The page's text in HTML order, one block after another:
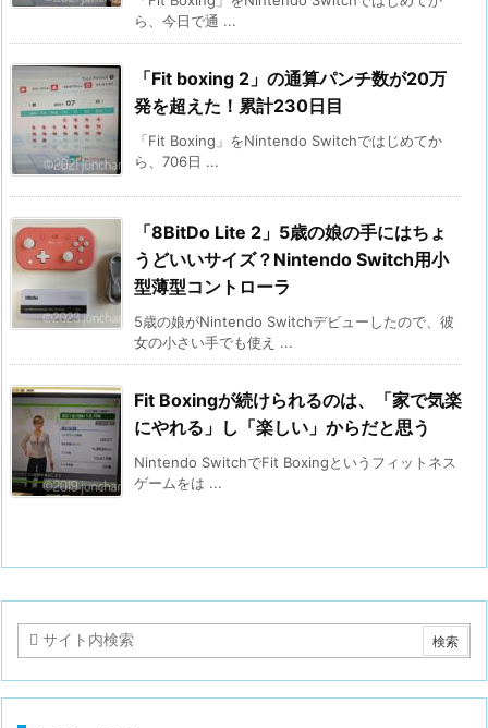
ら、今日で通 ...
「Fit boxing 2」の通算パンチ数が20万
発を超えた！累計230日目
「Fit Boxing」をNintendo Switchではじめてか
ら、706日 ...
「8BitDo Lite 2」5歳の娘の手にはちょ
うどいいサイズ？Nintendo Switch用小
型薄型コントローラ
5歳の娘がNintendo Switchデビューしたので、彼
女の小さい手でも使え ...
Fit Boxingが続けられるのは、「家で気楽
にやれる」し「楽しい」からだと思う
Nintendo SwitchでFit Boxingというフィットネス
ゲームをは ...